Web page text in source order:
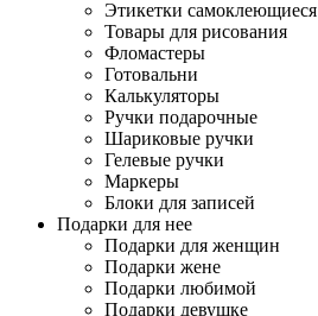
Этикетки самоклеющиеся
Товары для рисования
Фломастеры
Готовальни
Калькуляторы
Ручки подарочные
Шариковые ручки
Гелевые ручки
Маркеры
Блоки для записей
Подарки для нее
Подарки для женщин
Подарки жене
Подарки любимой
Подарки девушке